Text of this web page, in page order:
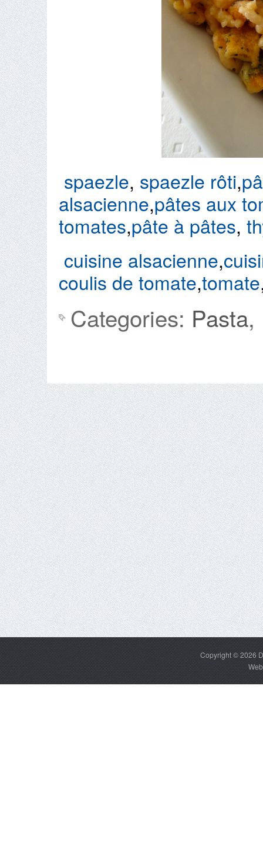
spaezle, spaezle rôti,
alsacienne,pâtes aux
tomates,pâte à pâtes,
cuisine alsacienne,
coulis de tomate,tomate
Categories: Pasta,
Copyright © 2026